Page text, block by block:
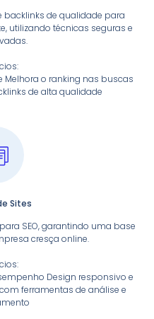
de qualidade para
utilizando técnicas seguras e
o ranking nas buscas
de alta qualidade
Sites
SEO, garantindo uma base
cresça online.
Design responsivo e
ferramentas de análise e